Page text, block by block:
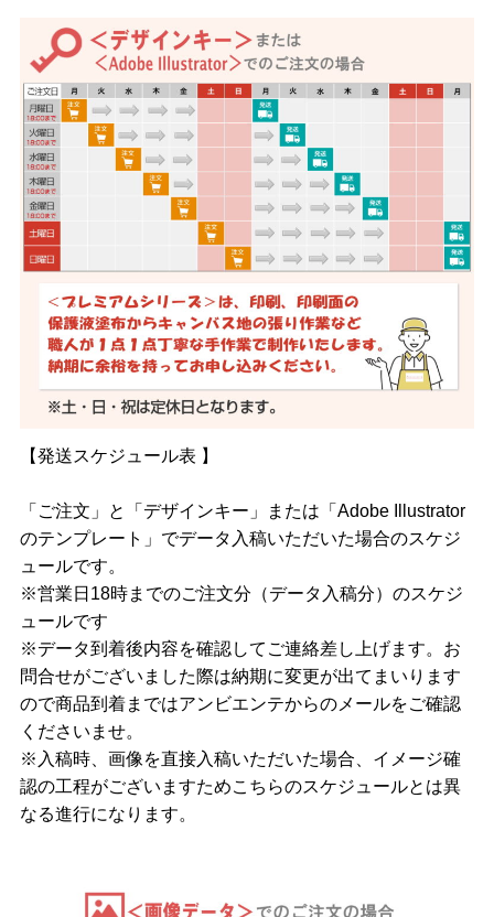
【発送スケジュール表 】
「ご注文」と「デザインキー」または「Adobe Illustrator
のテンプレート」でデータ入稿いただいた場合のスケジ
ュールです。
※営業日18時までのご注文分（データ入稿分）のスケジ
ュールです
※データ到着後内容を確認してご連絡差し上げます。お
問合せがございました際は納期に変更が出てまいります
ので商品到着まではアンビエンテからのメールをご確認
くださいませ。
※入稿時、画像を直接入稿いただいた場合、イメージ確
認の工程がございますためこちらのスケジュールとは異
なる進行になります。